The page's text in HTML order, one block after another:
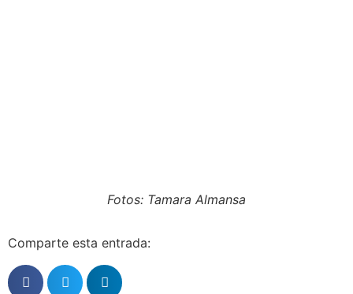
Fotos: Tamara Almansa
Comparte esta entrada: